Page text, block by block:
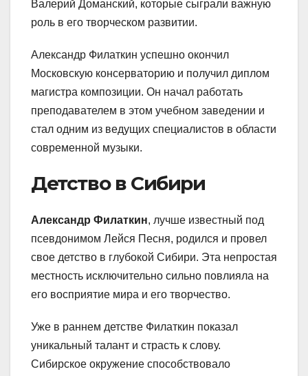
Валерий Доманский, которые сыграли важную
роль в его творческом развитии.
Александр Филаткин успешно окончил
Московскую консерваторию и получил диплом
магистра композиции. Он начал работать
преподавателем в этом учебном заведении и
стал одним из ведущих специалистов в области
современной музыки.
Детство в Сибири
Александр Филаткин, лучше известный под
псевдонимом Лейся Песня, родился и провел
свое детство в глубокой Сибири. Эта непростая
местность исключительно сильно повлияла на
его восприятие мира и его творчество.
Уже в раннем детстве Филаткин показал
уникальный талант и страсть к слову.
Сибирское окружение способствовало